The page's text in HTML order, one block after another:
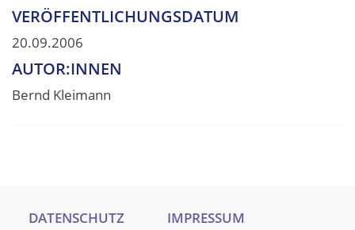
VERÖFFENTLICHUNGSDATUM
20.09.2006
AUTOR:INNEN
Bernd Kleimann
DATENSCHUTZ IMPRESSUM